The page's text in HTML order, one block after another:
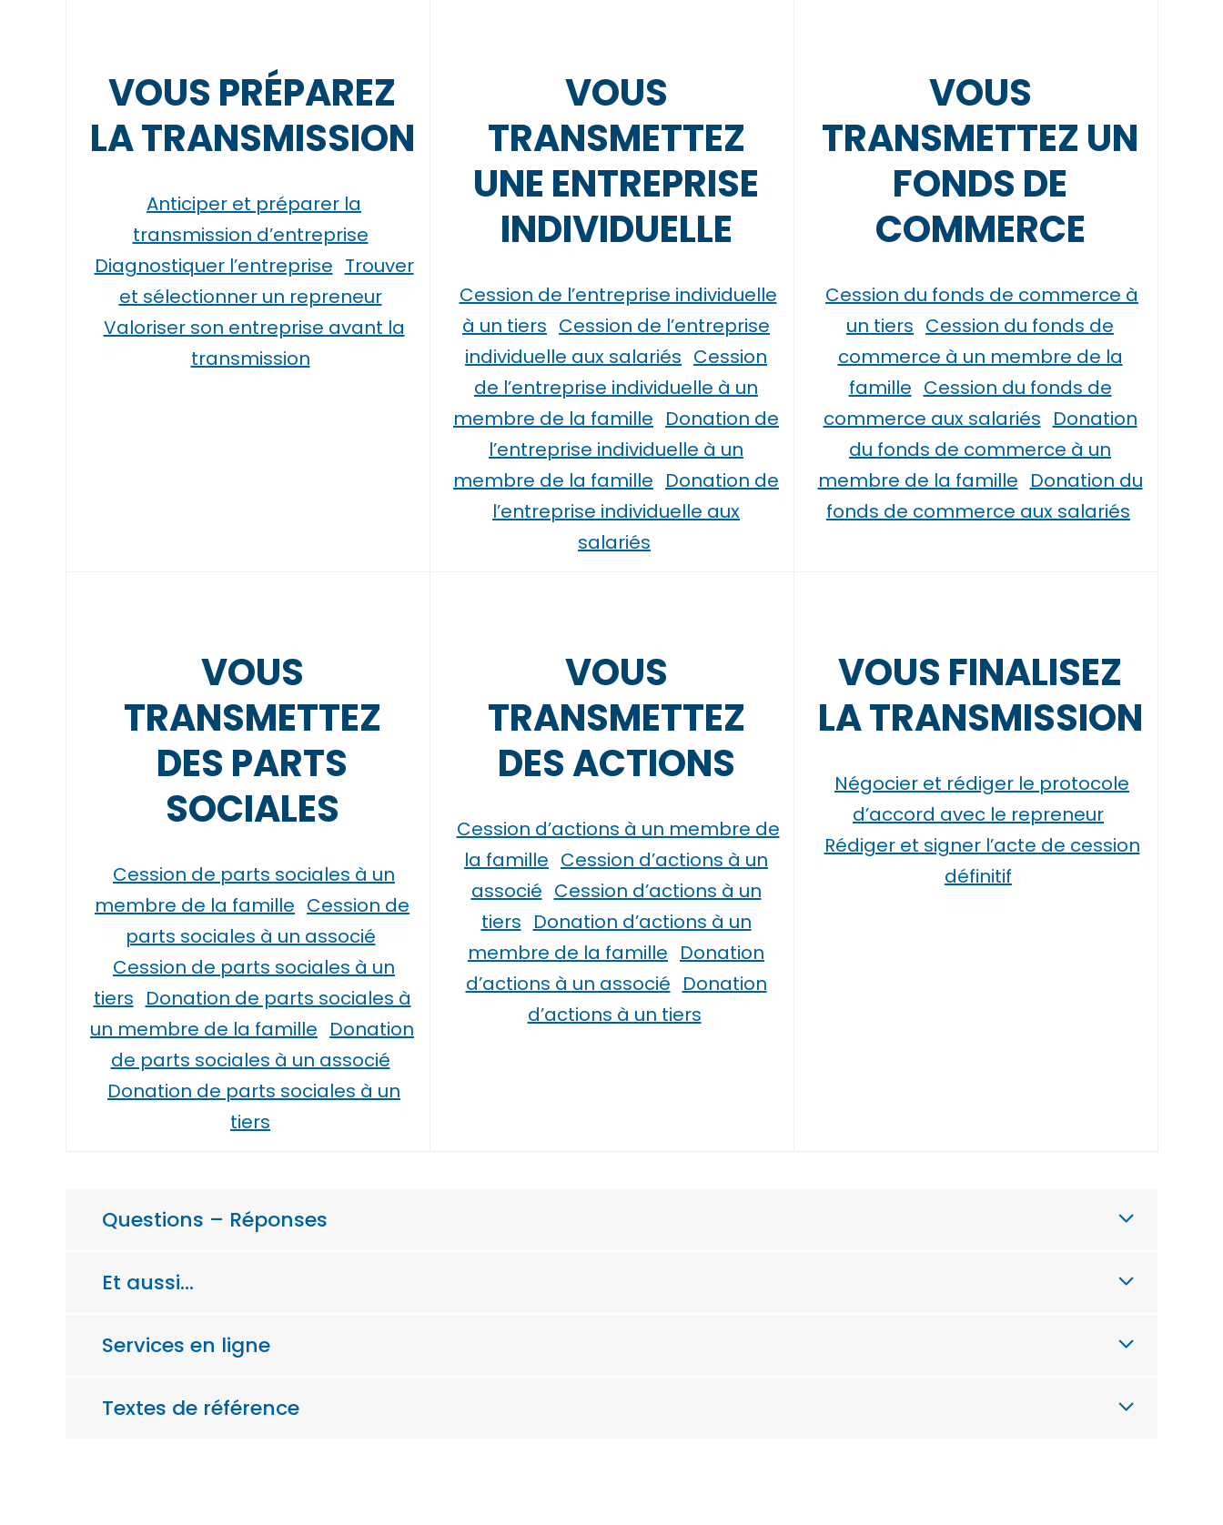
VOUS PRÉPAREZ
LA TRANSMISSION
Anticiper et préparer la
transmission d’entreprise
Diagnostiquer l’entreprise Trouver
et sélectionner un repreneur
Valoriser son entreprise avant la
transmission
VOUS
TRANSMETTEZ
UNE ENTREPRISE
INDIVIDUELLE
Cession de l’entreprise individuelle
à un tiers Cession de l’entreprise
individuelle aux salariés Cession
de l’entreprise individuelle à un
membre de la famille Donation de
l’entreprise individuelle à un
membre de la famille Donation de
l’entreprise individuelle aux
salariés
VOUS
TRANSMETTEZ UN
FONDS DE
COMMERCE
Cession du fonds de commerce à
un tiers Cession du fonds de
commerce à un membre de la
famille Cession du fonds de
commerce aux salariés Donation
du fonds de commerce à un
membre de la famille Donation du
fonds de commerce aux salariés
VOUS
TRANSMETTEZ
DES PARTS
SOCIALES
Cession de parts sociales à un
membre de la famille Cession de
parts sociales à un associé
Cession de parts sociales à un
tiers Donation de parts sociales à
un membre de la famille Donation
de parts sociales à un associé
Donation de parts sociales à un
tiers
VOUS
TRANSMETTEZ
DES ACTIONS
Cession d’actions à un membre de
la famille Cession d’actions à un
associé Cession d’actions à un
tiers Donation d’actions à un
membre de la famille Donation
d’actions à un associé Donation
d’actions à un tiers
VOUS FINALISEZ
LA TRANSMISSION
Négocier et rédiger le protocole
d’accord avec le repreneur
Rédiger et signer l’acte de cession
définitif
Questions – Réponses
Et aussi…
Services en ligne
Textes de référence